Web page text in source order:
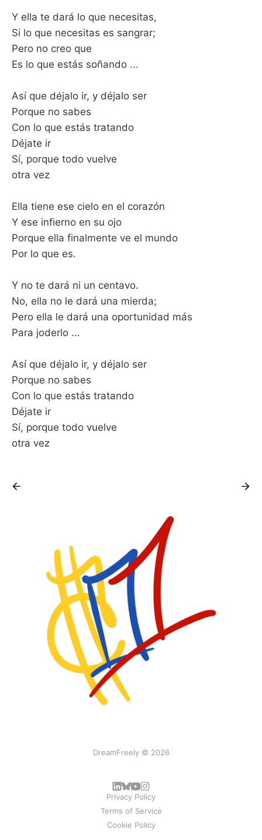
Y ella te dará lo que necesitas,
Si lo que necesitas es sangrar;
Pero no creo que
Es lo que estás soñando ...
Así que déjalo ir, y déjalo ser
Porque no sabes
Con lo que estás tratando
Déjate ir
Sí, porque todo vuelve
otra vez
Ella tiene ese cielo en el corazón
Y ese infierno en su ojo
Porque ella finalmente ve el mundo
Por lo que es.
Y no te dará ni un centavo.
No, ella no le dará una mierda;
Pero ella le dará una oportunidad más
Para joderlo ...
Así que déjalo ir, y déjalo ser
Porque no sabes
Con lo que estás tratando
Déjate ir
Sí, porque todo vuelve
otra vez
DreamFreely © 2026
Privacy Policy
Terms of Service
Cookie Policy